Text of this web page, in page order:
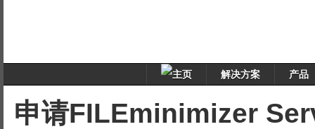
解决方案 产品
申请FILEminimizer